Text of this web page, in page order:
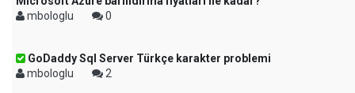
mbologlu
0
GoDaddy Sql Server Türkçe karakter problemi
mbologlu
2